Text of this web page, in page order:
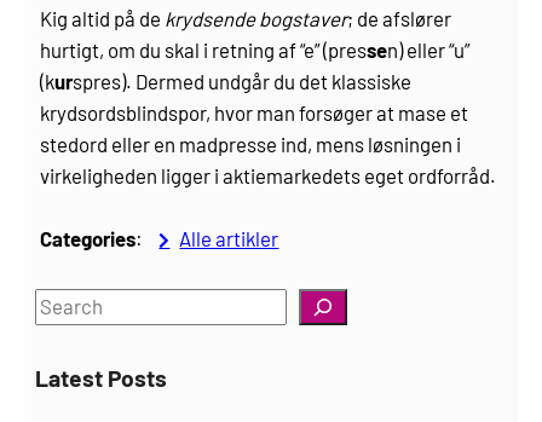
Kig altid på de krydsende bogstaver; de afslører
hurtigt, om du skal i retning af “e” (pressen) eller “u”
(kurspres). Dermed undgår du det klassiske
krydsordsblindspor, hvor man forsøger at mase et
stedord eller en madpresse ind, mens løsningen i
virkeligheden ligger i aktiemarkedets eget ordforråd.
Categories: Alle artikler
S
aLatest Posts